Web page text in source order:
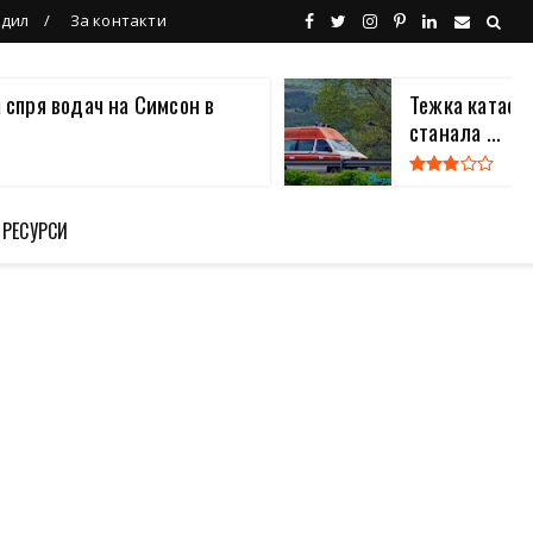
За контакти
водач на Симсон в
Тежка
станала ...